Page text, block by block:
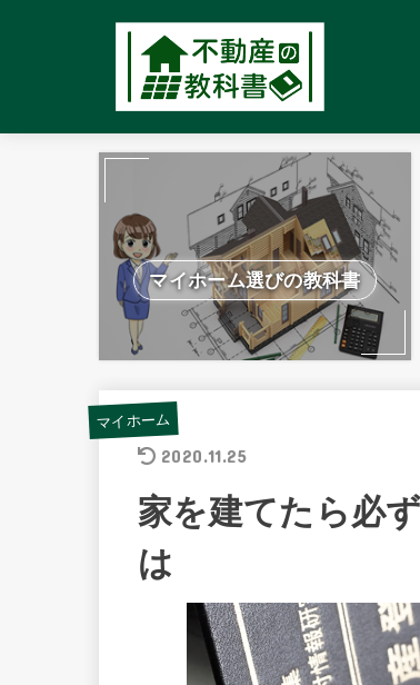
マイホーム選びの教科書
マイホーム
2020.11.25
家を建てたら必
は